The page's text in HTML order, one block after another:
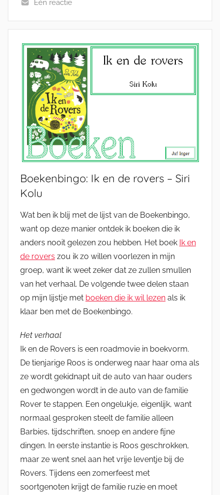
Eén reactie
Boekenbingo: Ik en de rovers – Siri
Kolu
Wat ben ik blij met de lijst van de Boekenbingo,
want op deze manier ontdek ik boeken die ik
anders nooit gelezen zou hebben. Het boek Ik en
de rovers zou ik zo willen voorlezen in mijn
groep, want ik weet zeker dat ze zullen smullen
van het verhaal. De volgende twee delen staan
op mijn lijstje met boeken die ik wil lezen als ik
klaar ben met de Boekenbingo.
Het verhaal
Ik en de Rovers is een roadmovie in boekvorm.
De tienjarige Roos is onderweg naar haar oma als
ze wordt gekidnapt uit de auto van haar ouders
en gedwongen wordt in de auto van de familie
Rover te stappen. Een ongelukje, eigenlijk, want
normaal gesproken steelt de familie alleen
Barbies, tijdschriften, snoep en andere fijne
dingen. In eerste instantie is Roos geschrokken,
maar ze went snel aan het vrije leventje bij de
Rovers. Tijdens een zomerfeest met
soortgenoten krijgt de familie ruzie en moet